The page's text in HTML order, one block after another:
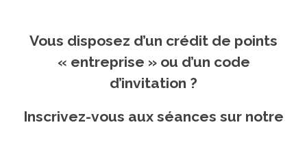
Vous disposez d’un crédit de points
« entreprise » ou d’un code
d’invitation ?
Inscrivez-vous aux séances sur notre